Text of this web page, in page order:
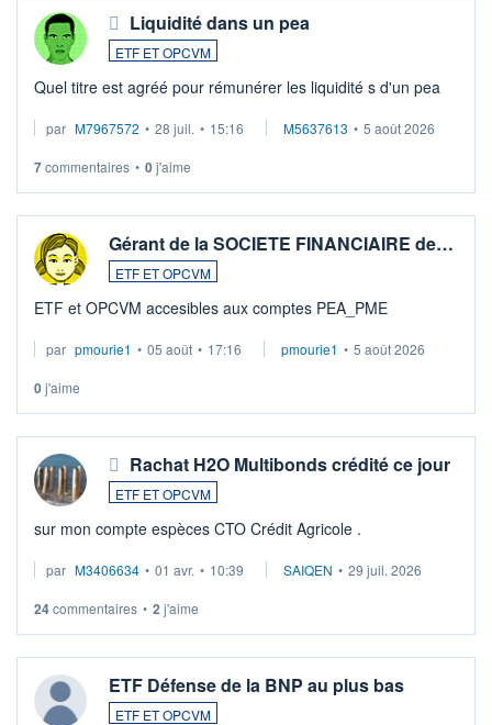
Liquidité dans un pea
ETF ET OPCVM
Quel titre est agréé pour rémunérer les liquidité s d'un pea
par M7967572 • 28 juil. • 15:16 M5637613 • 5 août 2026
7commentaires • 0j'aime
Gérant de la SOCIETE FINANCIAIRE de…
ETF ET OPCVM
ETF et OPCVM accesibles aux comptes PEA_PME
par pmourie1 • 05 août • 17:16 pmourie1 • 5 août 2026
0j'aime
Rachat H2O Multibonds crédité ce jour
ETF ET OPCVM
sur mon compte espèces CTO Crédit Agricole .
par M3406634 • 01 avr. • 10:39 SAIQEN • 29 juil. 2026
24commentaires • 2 j'aime
ETF Défense de la BNP au plus bas
ETF ET OPCVM